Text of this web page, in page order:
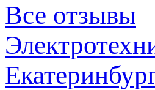
Все отзывы